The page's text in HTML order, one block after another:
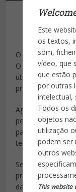
Este
os textos,
som,
vídeo, que
que estão
por outras
intelectual,
Todos os
objetos
utilização
podem ser
outros
This website
O medo da
O sentimento
utopia, pois
praça pública.
Agora imagine o
permite
paredes,
tecnologia!
Se tudo correr
produto para ser
das paredes,